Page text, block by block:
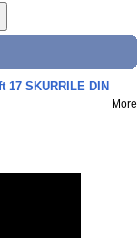
17 SKURRILE DIN
More